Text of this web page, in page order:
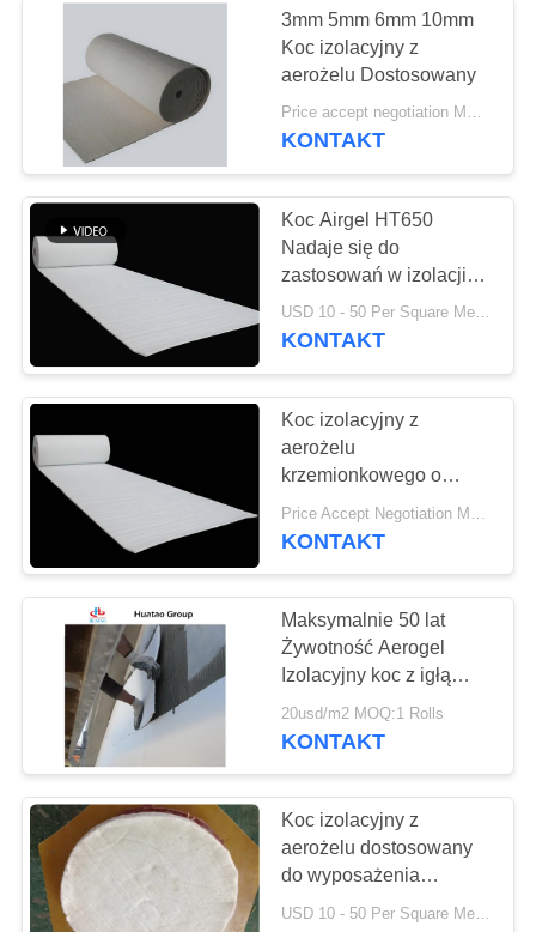
aerożelu
Filtr przemysłowy
80
Przemysłowe
pompy odśrodkowe
Filc przemysłowy
3mm 5mm 6mm 10mm
Koc izolacyjny z
aerożelu Dostosowany
Price accept negotiation MOQ:5 metrów kwadratowych
KONTAKT
Koc Airgel HT650
Nadaje się do
zastosowań w izolacji
termicznej
USD 10 - 50 Per Square Meter MOQ:1 metr kwadratowy
KONTAKT
Koc izolacyjny z
aerożelu
krzemionkowego o
niskiej przewodności
cieplnej do kotła
KONTAKT
Maksymalnie 50 lat
Żywotność Aerogel
Izolacyjny koc z igłą
Perforated
20usd/m2 MOQ:1 Rolls
KONTAKT
Koc izolacyjny z
aerożelu dostosowany
do wyposażenia
specjalnego
USD 10 - 50 Per Square Meter MOQ:1 metr kwadratowy